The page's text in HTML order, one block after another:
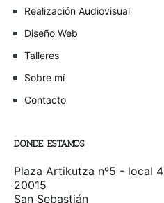
Realización Audiovisual
Diseño Web
Talleres
Sobre mí
Contacto
DONDE ESTAMOS
Plaza Artikutza nº5 - local 4
20015
San Sebastián